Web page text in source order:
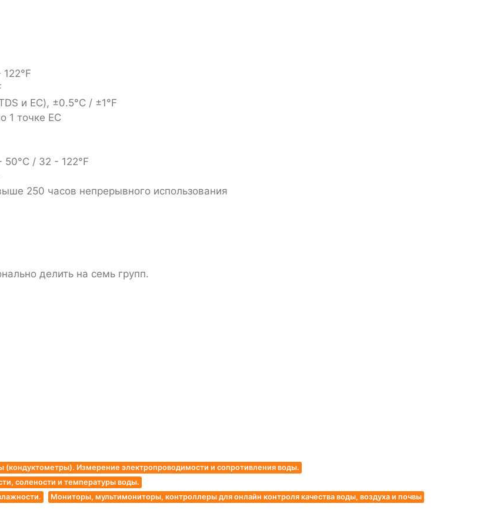
и EC), ±0.5°C / ±1°F
1 точке EC
/ 32 - 122°F
250 часов непрерывного использования
делить на семь групп.
(кондуктометры). Измерение электропроводимости и сопротивления воды.
солености и температуры воды.
Мониторы, мультимониторы, контроллеры для онлайн контроля качества воды, воздуха и почвы